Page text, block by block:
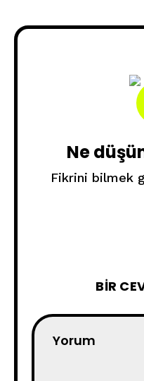
Ne
Fikrini bilmek
BIR